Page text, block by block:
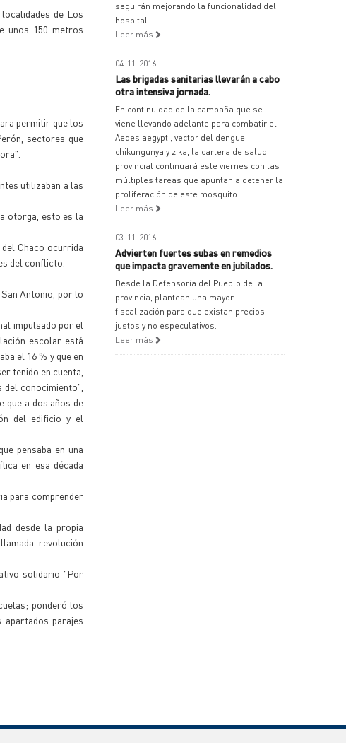
de Los
unos 150 metros
permitir que los
sectores que
utilizaban a las
otorga, esto es la
Chaco ocurrida
del conflicto.
Antonio, por lo
impulsado por el
escolar está
el 16 % y que en
tenido en cuenta,
conocimiento",
que a dos años de
del edificio y el
pensaba en una
en esa década
para comprender
desde la propia
revolución
solidario "Por
ponderó los
parajes
seguirán mejorando la funcionalidad del
hospital.
Leer más
04-11-2016
Las brigadas sanitarias llevarán a cabo
otra intensiva jornada.
En continuidad de la campaña que se
viene llevando adelante para combatir el
Aedes aegypti, vector del dengue,
chikungunya y zika, la cartera de salud
provincial continuará este viernes con las
múltiples tareas que apuntan a detener la
proliferación de este mosquito.
Leer más
03-11-2016
Advierten fuertes subas en remedios
que impacta gravemente en jubilados.
Desde la Defensoría del Pueblo de la
provincia, plantean una mayor
fiscalización para que existan precios
justos y no especulativos.
Leer más